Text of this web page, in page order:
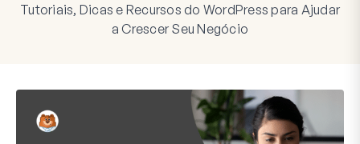
Tutoriais, Dicas e Recursos do WordPress para Ajudar
a Crescer Seu Negócio